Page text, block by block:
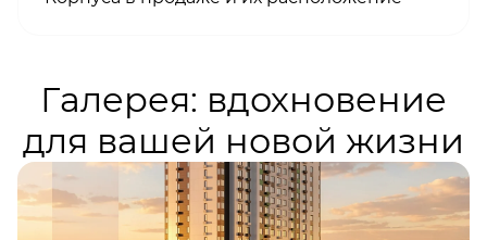
Галерея: вдохновение
для вашей новой жизни